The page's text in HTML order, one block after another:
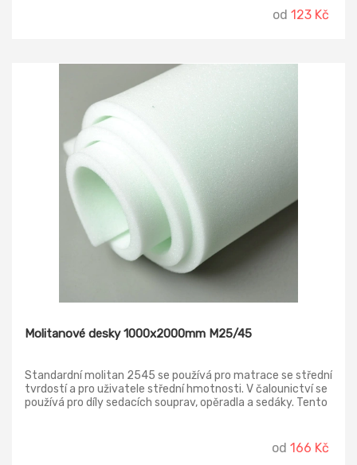
od 123 Kč
Molitanové desky 1000x2000mm M25/45
Standardní molitan 2545 se používá pro matrace se střední
tvrdostí a pro uživatele střední hmotnosti. V čalounictví se
používá pro díly sedacích souprav, opěradla a sedáky. Tento
od 166 Kč